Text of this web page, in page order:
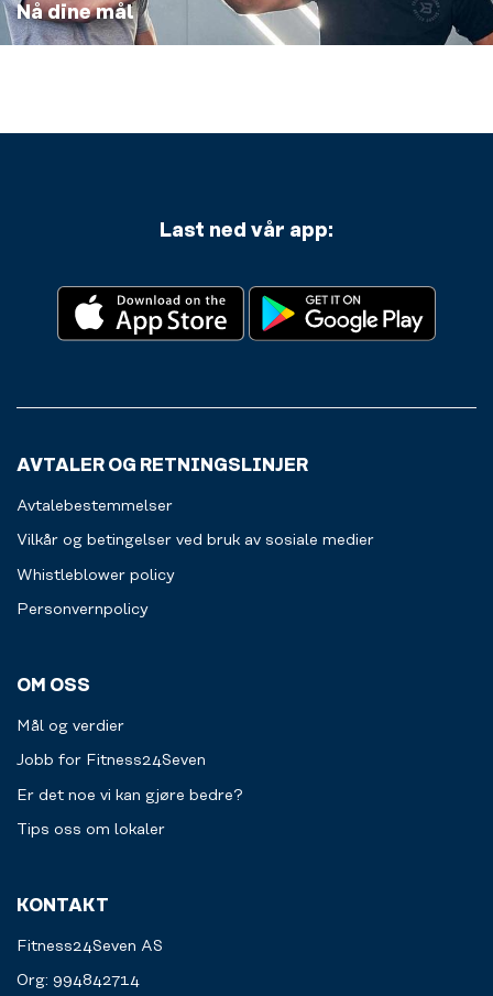
Nå dine mål
Last ned vår app:
AVTALER OG RETNINGSLINJER
Avtalebestemmelser
Vilkår og betingelser ved bruk av sosiale medier
Whistleblower policy
Personvernpolicy
OM OSS
Mål og verdier
Jobb for Fitness24Seven
Er det noe vi kan gjøre bedre?
Tips oss om lokaler
KONTAKT
Fitness24Seven AS
Org: 994842714